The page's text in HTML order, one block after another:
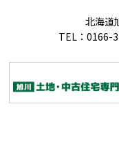
北海道
TEL：0166-